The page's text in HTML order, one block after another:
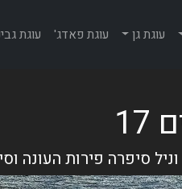
עוגת גן עוגת פאדג' עוגת
סיפרה פירות העונה